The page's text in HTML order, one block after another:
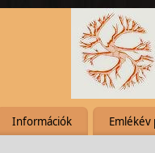
Információk